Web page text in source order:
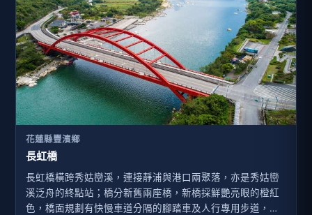
花蓮縣豐濱鄉
長虹橋
長虹橋橫跨秀姑巒溪，連接靜浦與港口兩聚落，亦是秀姑巒
溪泛舟的終點站；橋分新舊兩座橋，新橋採鮮艷亮眼的橙紅
色，橋面規劃有快慢車道分隔的腳踏車及人行專用步道，並